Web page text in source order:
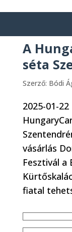
A
séta
Szerző: Bódi
2025-01-
vásárlás
Fesztivál a
fiatal